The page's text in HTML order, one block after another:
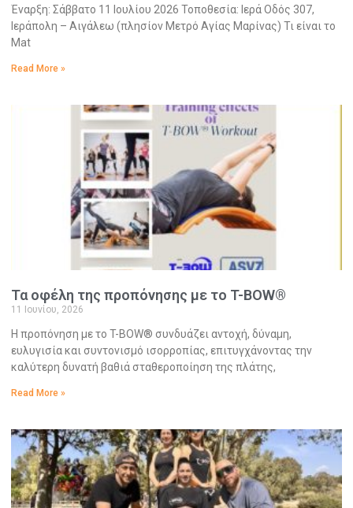
Έναρξη: Σάββατο 11 Ιουλίου 2026 Τοποθεσία: Ιερά Οδός 307,
Ιεράπολη – Αιγάλεω (πλησίον Μετρό Αγίας Μαρίνας) Τι είναι το
Mat
Read More »
Τα οφέλη της προπόνησης με το T-BOW®
11 Ιουνίου, 2026
Η προπόνηση με το T-BOW® συνδυάζει αντοχή, δύναμη,
ευλυγισία και συντονισμό ισορροπίας, επιτυγχάνοντας την
καλύτερη δυνατή βαθιά σταθεροποίηση της πλάτης,
Read More »